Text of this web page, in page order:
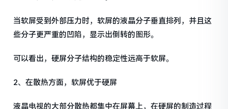
当软屏受到外部压力时，软屏的液晶分子垂直排列，并且这
些分子更严重的凹陷，显示出倒转的图形。
可以看出，硬屏分子结构的稳定性远高于软屏。
2、在散热方面，软屏优于硬屏
液晶电视的大部分散热都集中在屏幕上，在硬屏的制造过程